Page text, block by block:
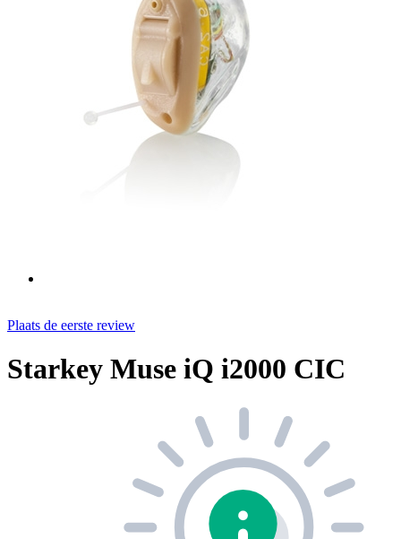
Plaats de eerste review
Starkey Muse iQ i2000 CIC